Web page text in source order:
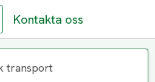
Kontakta oss
transport